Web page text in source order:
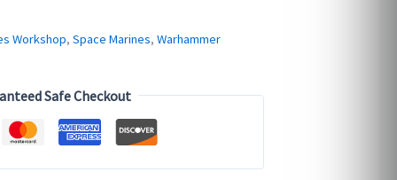
Workshop, Space Marines, Warhammer
Safe Checkout